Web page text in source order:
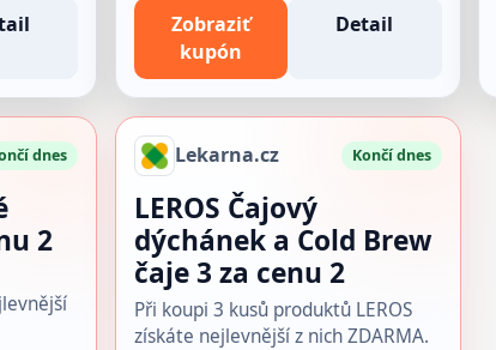
Zobraziť
kupón
Detail
dnes
2
Lekarna.cz Končí dnes
LEROS Čajový
dýchánek a Cold Brew
čaje 3 za cenu 2
Při koupi 3 kusů produktů LEROS
získáte nejlevnější z nich ZDARMA.